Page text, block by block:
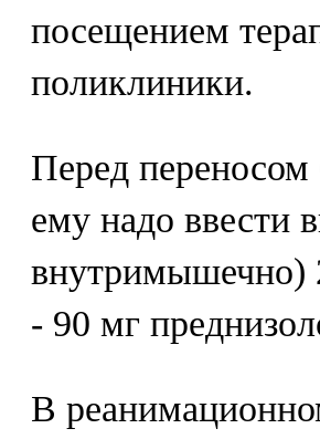
посещением
поликлиники.
Перед
ему надо ввести
внутримышечно)
- 90 мг
В